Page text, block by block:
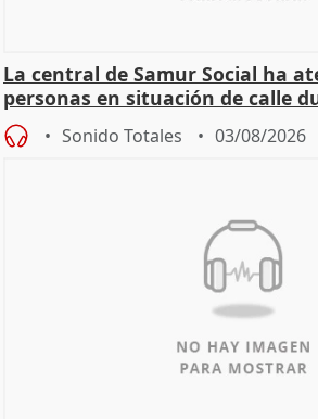
La central de Samur Social ha
personas en situación de calle
de Calor
Sonido Totales 03/08/2026